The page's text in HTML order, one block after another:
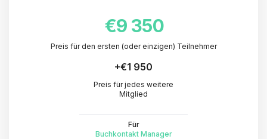
€9 350
Preis für den ersten (oder einzigen) Teilnehmer
+€1 950
Preis für jedes weitere
Mitglied
Für
Buchkontakt Manager